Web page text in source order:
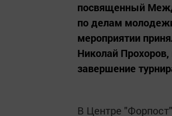
посвященный
по делам
мероприятии
Николай
завершение
В Центре